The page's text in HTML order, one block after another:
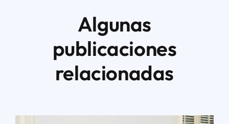
Algunas
publicaciones
relacionadas